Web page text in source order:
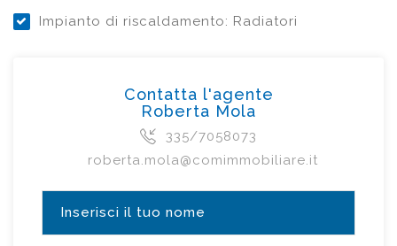
Impianto di riscaldamento: Radiatori
Contatta l'agente
Roberta Mola
335/7058073
roberta.mola@comimmobiliare.it